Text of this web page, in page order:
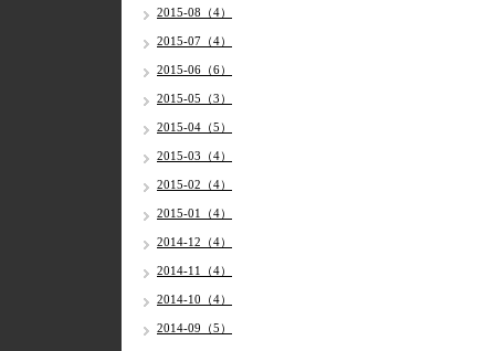
2015-08（4）
2015-07（4）
2015-06（6）
2015-05（3）
2015-04（5）
2015-03（4）
2015-02（4）
2015-01（4）
2014-12（4）
2014-11（4）
2014-10（4）
2014-09（5）